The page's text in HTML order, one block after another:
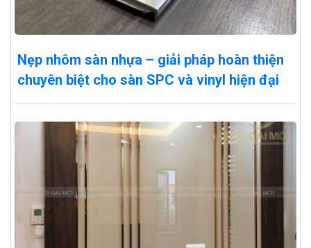
Nẹp nhôm sàn nhựa – giải pháp hoàn thiện
chuyên biệt cho sàn SPC và vinyl hiện đại